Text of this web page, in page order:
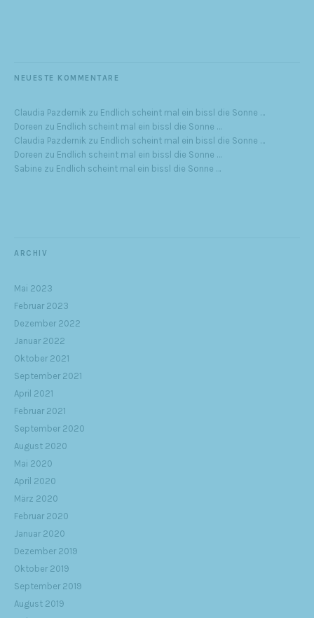
NEUESTE KOMMENTARE
Claudia Pazdernik zu Endlich scheint mal ein bissl die Sonne …
Doreen zu Endlich scheint mal ein bissl die Sonne …
Claudia Pazdernik zu Endlich scheint mal ein bissl die Sonne …
Doreen zu Endlich scheint mal ein bissl die Sonne …
Sabine zu Endlich scheint mal ein bissl die Sonne …
ARCHIV
Mai 2023
Februar 2023
Dezember 2022
Januar 2022
Oktober 2021
September 2021
April 2021
Februar 2021
September 2020
August 2020
Mai 2020
April 2020
März 2020
Februar 2020
Januar 2020
Dezember 2019
Oktober 2019
September 2019
August 2019